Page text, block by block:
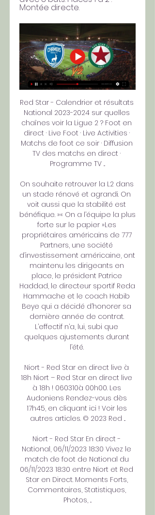
Montée directe.
Red Star - Calendrier et résultats
National 2023-2024 sur quelles
chaînes voir la Ligue 2 ? Foot en
direct · Live Foot · Live Activities ·
Matchs de foot ce soir · Diffusion
TV des matchs en direct ·
Programme TV ...
On souhaite retrouver la L2 dans
un stade rénové et agrandi. On
voit aussi que la stabilité est
bénéfique. »« On a l’équipe la plus
forte sur le papier »Les
propriétaires américains de 777
Partners, une société
d’investissement américaine, ont
maintenu les dirigeants en
place, le président Patrice
Haddad, le directeur sportif Reda
Hammache et le coach Habib
Beye qui a décidé d’honorer sa
dernière année de contrat.
L’effectif n’a, lui, subi que
quelques ajustements durant
l’été.
Niort - Red Star en direct live à
18h Niort – Red Star en direct live
à 18h ! 060310à 00h00. Les
Audoniens Rendez-vous dès
17h45, en cliquant ici ! Voir les
autres articles. © 2023 Red ...
Niort - Red Star En direct -
National, 06/11/2023 18:30 Vivez le
match de foot de National du
06/11/2023 18:30 entre Niort et Red
Star en Direct. Moments Forts,
Commentaires, Statistiques,
Photos, ...